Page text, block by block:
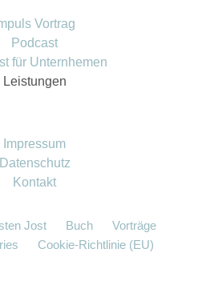
Vortrag
Podcast
für Unternhemen
Leistungen
Impressum
Datenschutz
Kontakt
Jost Buch
Vorträge
Cookie-Richtlinie (EU)